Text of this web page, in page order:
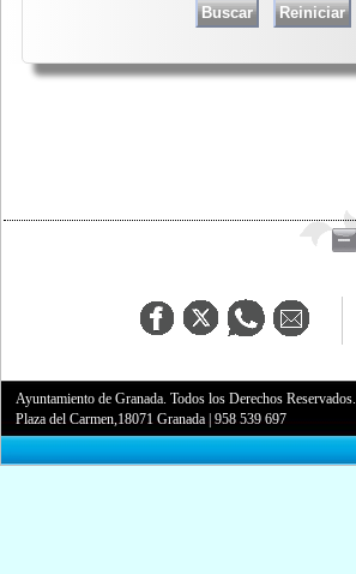
Ayuntamiento de Granada. Todos los Derechos Reservados.
Plaza del Carmen,18071 Granada |958 539 697